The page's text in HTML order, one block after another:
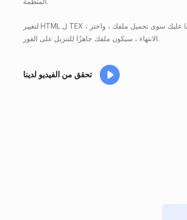
لتغيير HTML ل TEX ، ما عليك سوى تحميل ملفك ، واختر TEX كإخراج ، وانقر فوق تحويل. بمجرد
الانتهاء ، سيكون ملفك جاهزًا للتنزيل على الفور.
تحقق من الفيديو لدينا